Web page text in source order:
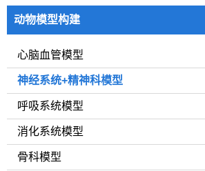
动物模型构建
心脑血管模型
神经系统+精神科模型
呼吸系统模型
消化系统模型
骨科模型